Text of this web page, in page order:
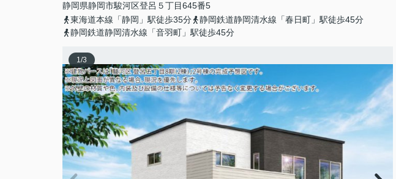
静岡県静岡市駿河区登呂 ５丁目645番5
東海道本線「静岡」駅徒歩35分
静岡鉄道静岡清水線「春日町」駅徒歩45分
静岡鉄道静岡清水線「音羽町」駅徒歩45分
1/3